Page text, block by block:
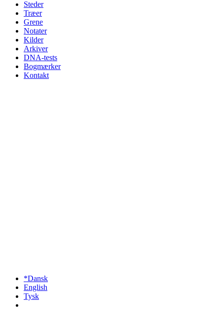
Steder
Træer
Grene
Notater
Kilder
Arkiver
DNA-tests
Bogmærker
Kontakt
*Dansk
English
Tysk